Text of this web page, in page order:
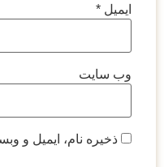
ایمیل *
وب‌ سایت
ذخیره نام، ایمیل و